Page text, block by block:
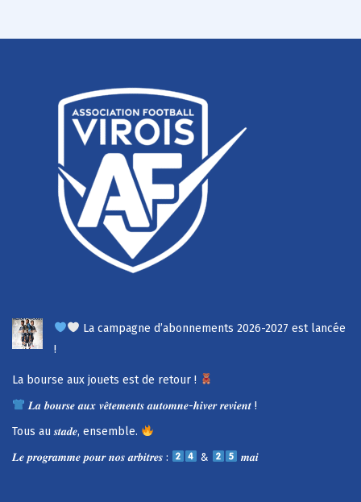
La campagne d’abonnements 2026-2027 est lancée
!
La bourse aux jouets est de retour !
𝑳𝒂 𝒃𝒐𝒖𝒓𝒔𝒆 𝒂𝒖𝒙 𝒗𝒆̂𝒕𝒆𝒎𝒆𝒏𝒕𝒔 𝒂𝒖𝒕𝒐𝒎𝒏𝒆-𝒉𝒊𝒗𝒆𝒓 𝒓𝒆𝒗𝒊𝒆𝒏𝒕 !
Tous au 𝒔𝒕𝒂𝒅𝒆, ensemble.
𝑳𝒆 𝒑𝒓𝒐𝒈𝒓𝒂𝒎𝒎𝒆 𝒑𝒐𝒖𝒓 𝒏𝒐𝒔 𝒂𝒓𝒃𝒊𝒕𝒓𝒆𝒔 :
& 𝒎𝒂𝒊